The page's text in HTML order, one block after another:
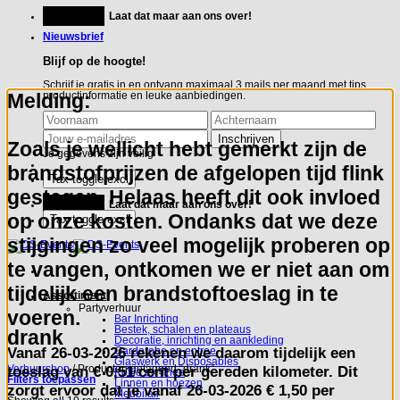
inhoud
Laat dat maar aan ons over!
Nieuwsbrief
Blijf op de hoogte!
Schrijf je gratis in en ontvang maximaal 3 mails per maand met tips,
productinformatie en leuke aanbiedingen.
Je gegevens zijn veilig
Laat dat maar aan ons over!
Assortiment
Partyverhuur
Bar Inrichting
Bestek, schalen en plateaus
Decoratie, inrichting en aankleding
Garderobe en entree
Glaswerk en Disposables
Koffie en Thee
Linnen en hoezen
Meubilair
drank
Verhuurshop /Producten getagged “drank”
Filters toepassen
Melding:
Zoals je wellicht hebt gemerkt zijn de
brandstofprijzen de afgelopen tijd flink
gestegen. Helaas heeft dit ook invloed
op onze kosten. Ondanks dat we deze
stijgingen zo veel mogelijk proberen op
te vangen, ontkomen we er niet aan om
tijdelijk een brandstoftoeslag in te
voeren.
Vanaf 26-03-2026rekenen we daarom tijdelijk een
toeslag van€ 0,51 cent per gereden kilometer. Dit
zorgt ervoor dat je vanaf 26-03-2026 € 1,50 per